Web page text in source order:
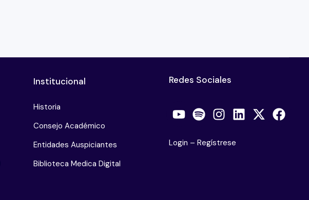
Institucional
Historia
Consejo Académico
Entidades Auspiciantes
Biblioteca Medica Digital
Redes Sociales
Login – Regístrese